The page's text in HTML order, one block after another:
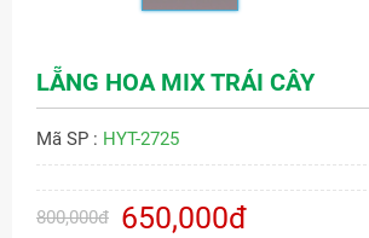
LẴNG HOA MIX TRÁI CÂY
Mã SP : HYT-2725
800,000đ 650,000đ